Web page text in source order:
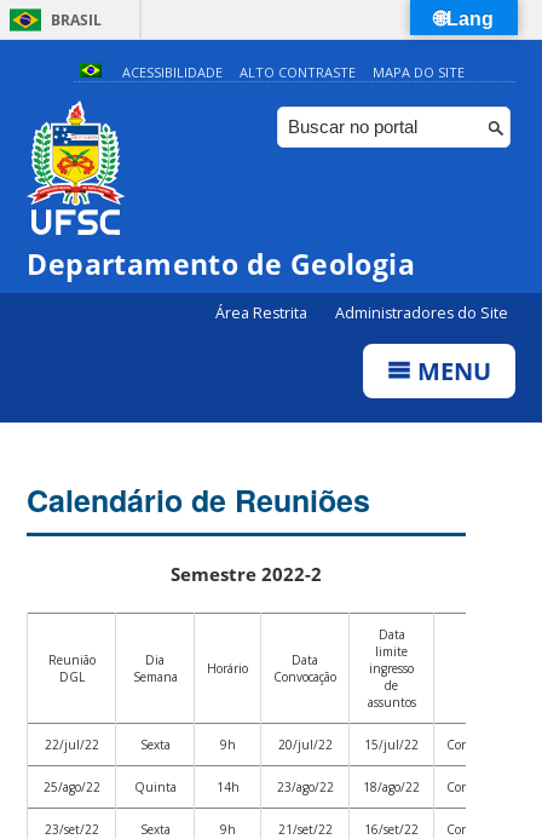
BRASIL
Simplifique!
Comunica BR
Participe
Canais
ACESSIBILIDADE ALTO CONTRASTE MAPA DO SITE
Departamento de Geologia
Área Restrita Administradores do Site
MENU
Calendário de Reuniões
Semestre 2022-2
Reunião
DGL
Dia
Semana
Horário
Data
Convocação
Data
limite
ingresso
de
assuntos
22/jul/22 Sexta 9h 20/jul/22 15/jul/22 Conferenciaweb
25/ago/22 Quinta 14h 23/ago/22 18/ago/22 Conferenciaweb
23/set/22 Sexta 9h 21/set/22 16/set/22 Conferenciaweb
🌐Lang